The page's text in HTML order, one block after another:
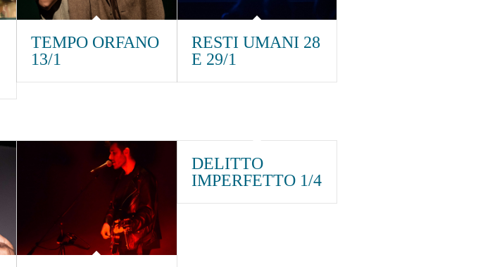
TEMPO ORFANO
13/1
RESTI UMANI 28
E 29/1
DELITTO
IMPERFETTO 1/4